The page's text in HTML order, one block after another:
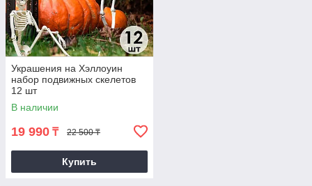
Украшения на Хэллоуин
набор подвижных скелетов
12 шт
В наличии
19 990 ₸ 22 500 ₸
Купить